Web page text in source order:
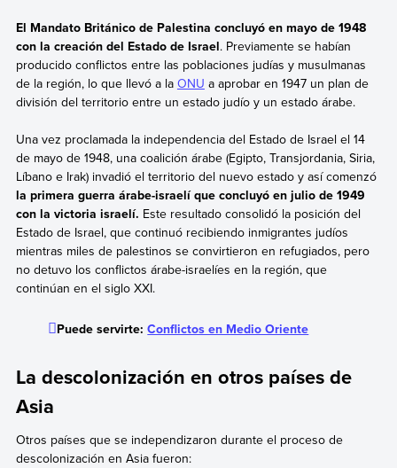
El Mandato Británico de Palestina concluyó en mayo de 1948
con la creación del Estado de Israel. Previamente se habían
producido conflictos entre las poblaciones judías y musulmanas
de la región, lo que llevó a la ONU a aprobar en 1947 un plan de
división del territorio entre un estado judío y un estado árabe.
Una vez proclamada la independencia del Estado de Israel el 14
de mayo de 1948, una coalición árabe (Egipto, Transjordania, Siria,
Líbano e Irak) invadió el territorio del nuevo estado y así comenzó
la primera guerra árabe-israelí que concluyó en julio de 1949
con la victoria israelí. Este resultado consolidó la posición del
Estado de Israel, que continuó recibiendo inmigrantes judíos
mientras miles de palestinos se convirtieron en refugiados, pero
no detuvo los conflictos árabe-israelíes en la región, que
continúan en el siglo XXI.
Puede servirte:Conflictos en Medio Oriente
La descolonización en otros países de
Asia
Otros países que se independizaron durante el proceso de
descolonización en Asia fueron: